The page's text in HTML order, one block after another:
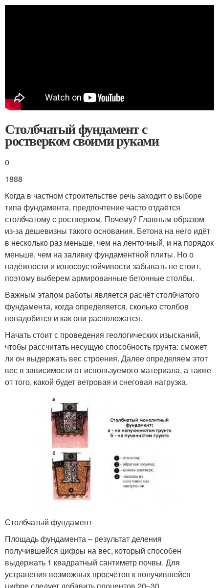
Столбчатый фундамент с
ростверком своими руками
0
1888
Когда в частном строительстве речь заходит о выборе
типа фундамента, предпочтение часто отдаётся
столбчатому с ростверком. Почему? Главным образом
из-за дешевизны такого основания. Бетона на него идёт
в несколько раз меньше, чем на ленточный, и на порядок
меньше, чем на заливку фундаментной плиты. Но о
надёжности и износоустойчивости забывать не стоит,
поэтому выберем армированные бетонные столбы.
Важным этапом работы является расчёт столбчатого
фундамента, когда определяется, сколько столбов
понадобится и как они расположатся.
Начать стоит с проведения геологических изысканий,
чтобы рассчитать несущую способность грунта: сможет
ли он выдержать вес строения. Далее определяем этот
вес в зависимости от используемого материала, а также
от того, какой будет ветровая и снеговая нагрузка.
Столбчатый фундамент
Площадь фундамента – результат деления
получившейся цифры на вес, который способен
выдержать 1 квадратный сантиметр почвы. Для
устранения возможных просчётов к получившейся
цифре следует добавить процентов 20–30.